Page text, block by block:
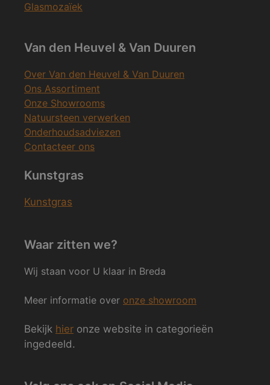
Glasmozaïek
Van den Heuvel & Van Duuren
Over Van den Heuvel & Van Duuren
Ons Assortiment
Onze Showrooms
Natuursteen verwerken
Onderhoudsadviezen
Contacteer ons
Kunstgras
Kunstgras
Waar zitten we?
Wij staan voor U klaar in Breda
Meer informatie over onze showroom
Bekijk hier onze website in categorieën
ingedeeld.